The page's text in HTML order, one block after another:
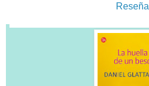
Reseña